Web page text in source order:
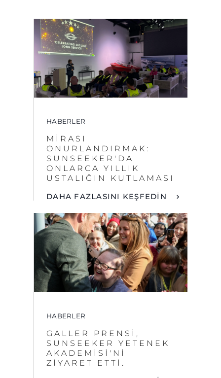
HABERLER
MIRASI
SUNSEEKER'DA
ONLARCA YILLIK
USTALIĞIN KUTLAMASI
DAHA FAZLASINI KEŞFEDİN
HABERLER
GALLER PRENSİ,
ZİYARET ETTİ.
DAHA FAZLASINI KEŞFEDİN